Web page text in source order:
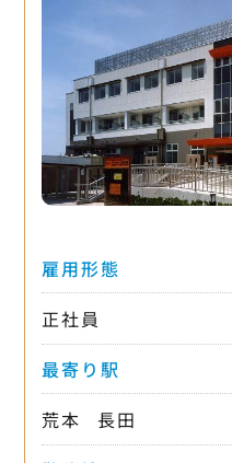
雇用形態
正社員
最寄り駅
荒本
長田